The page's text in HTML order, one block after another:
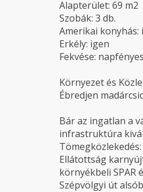
Alapterület: 69 m2
Szobák: 3 db.
Amerikai konyhás:
Erkély: igen
Fekvése:
Környezet és
Ébredjen
Bár az ingatlan a
infrastruktúra
Ellátottság
környékbeli SPAR
Szépvölgyi út